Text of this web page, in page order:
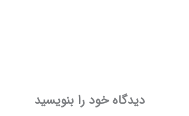
دیدگاه‌ خود را بنویسید